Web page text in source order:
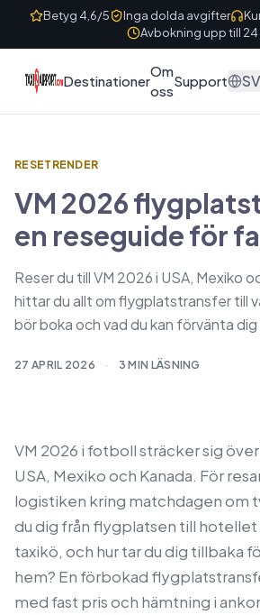
Skip to content
Betyg 4,6/5 Inga dolda avgifter
Avbokning upp till 24
Destinationer
Om
oss
Support SV
RESETRENDER
VM 2026
en reseguide för
Reser du till VM 2026 i USA, Mexiko
hittar du allt om flygplatstransfer till
bör boka och vad du kan förvänta
27 APRIL 2026 · 3 MIN LÄSNING
VM 2026 i fotboll sträcker sig över
USA, Mexiko och Kanada. För
logistiken kring matchdagen om
du dig från flygplatsen till hotellet
taxikö, och hur tar du dig tillbaka
hem? En förbokad
med fast pris och hämtning i